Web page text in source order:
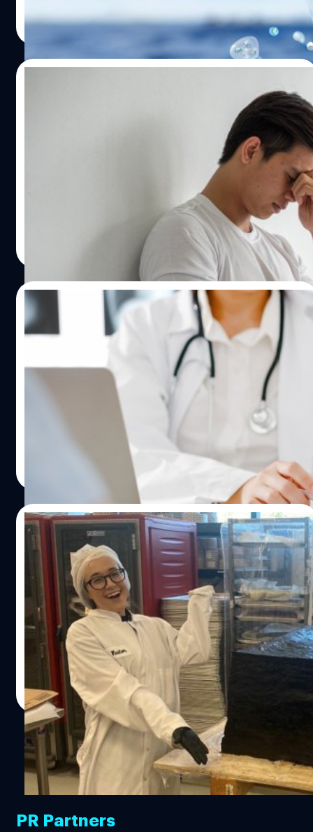
ละเลย เพราะไม่ใช่แค่ช่วยในเรื่องของโรคหวัด แต่ยังดีต่อ
สุขภาพได้ในอีกหลายด้าน วิตามินซี กินเท่าไหร่ถึงจะดี? โดย
ปกติผู้ชายวัยผู้ใหญ่ควรได้รับวิตามิน 90 มิลลิกรัม/วัน และผู้
หญิงในวัยเดียวกันควรได้รับ 75 มิลลิกรัม/วัน แต่วิตามินซีเป็น
แพทย์ 4. การตรวจวัดสายตาด้วย Snellen Eye Chart
สามารถตรวจได้ตั้งแต่อายุ 55 ปีขึ้นไป ตรวจ 1 ครั้ง/ปี การ
ตรวจทางห้องปฏิบัติการ การตรวจทางห้องปฏิบัติการเป็นการ
นำตัวอย่างสารภายในร่างกายไปตรวจหาค่าความผิดปกติ 5.
เลือด (Complete Blood Count: CBC) จะช่วยบอกปริมาณ
การต่าง ๆ จนสามารถปนเปื้อนสิ่งแวดล้อมทั่วโลกในแบบที่
วิทยาการมนุษย์ในปัจจุบันไม่สามารถหยุดยั้งได้ โดยพลาสติก
ขนาดจิ๋วนี้อยู่ในทุกที่ ในดิน ในน้ำ ในอากาศที่เราหายใจ ใน
อาหารที่เรากิน หรือแม้แต่น้ำในขวดที่เราเชื่อว่าสะอาด การ
ศึกษาพบว่ามนุษย์เราได้รับไมโครพลาสติกเฉลี่ย 5 กรัม/
สัปดาห์จากอาหารและน้ำดื่ม ซึ่งชวนให้หลายคนรู้สึกกังวลถึง
ผลกระทบต่อสุขภาพ เพราะภาพจำเกี่ยวกับพลาสติกของคน
ส่วนใหญ่คือสารเคมีหรือสิ่งของที่ใช้ภายนอก หากสิ่งเหล่านั้น
เข้าสู่ร่างกายก็อาจเป็นอันตรายได้ แต่จริง ๆ แล้วเป็นอย่างนั้น
จริงหรือ? บทความนี้ Hack for Health จะมาแฮกเรื่องนี้กัน!
ไมโครพลาสติก < 5 มิลลิเมตร นาโนพลาสติก = 1–1000 นาโน
เมตร PM2.5 < 2.5 ไมโครเมตร นาโนเมตร < ไมโครเมตร <
มิลลิเมตร < เซนติเมตร ข้อเท็จจริงเรื่องปัญหาสุขภาพจาก
ไมโครพลาสติก นักวิทยาศาสตร์รู้จักกับไมโครพลาสติกมา
นานแล้ว แต่ในตั้งแต่ปี 2019…
Read More
สัญญาณโรคมะเร็งเป็นแบบไหน และเมื่อไหร่ถึง
โรคมะเร็ง (Cancer) โรคร้ายที่คร่าชีวิตของผู้ทั่วโลกเป็นอันดับ
ต้น ๆ แม้ว่าโรคมะเร็งหลายชนิดสามารถรักษาได้เมื่อตรวจพบ
เร็ว แต่หลายคนน่าจะทราบดีว่าโรคนี้มักคืบคลานและเติบโต
ในร่างกายโดยที่เราไม่รู้ตัว หลายครั้งที่เราเห็นข่าวหรือพบว่า
คนที่รู้จักจู่ ๆ ตรวจพบมะเร็งระยะที่ 4 โดยไม่มีอาการเจ็บป่วย
ที่ชัดเจนแสดงให้เห็น ซึ่งในระยะนี้รักษาให้หายขาดได้น้อย
มาก ส่วนใหญ่ทำได้เพียงรักษาเพื่อประคับประคองอาการ
เท่านั้น เป็นสถานการณ์ที่กัดกินจิตใจและลดทอนคุณภาพชีวิต
ของผู้ป่วยและคนใกล้ตัวได้เกินจินตนาการ การสังเกตอาการที่
อาจเป็นสัญญาณของโรคมะเร็งจึงเป็นเรื่องสำคัญมาก เพราะ
อาการเจ็บป่วยเล็ก ๆ น้อย ๆ แบบไม่มีที่มาที่ไปชนิดที่คุณอาจ
ไม่ได้ใส่ใจ อาจหมายถึงความสุขและชีวิตของคุณ เพื่อให้คุณ
รู้ทันอาการของโรคนี้มากขึ้น Hack for Health ได้รวบรวม
อาการที่อาจเป็นสัญญาณของโรคมะเร็งมาให้คุณแล้ว
สัญญาณโรคมะเร็งเป็นแบบไหน เมื่อไหร่ควรไปหาหมอ
สัญญาณของโรคมะเร็งอาจเป็นการเจ็บป่วยที่ดูเหมือนจะเป็น
อาการทั่วไป แต่ลักษณะหรือรูปแบบของอาการอาจมีจุด
สังเกตให้คุณพอรู้ตัวได้บ้าง 1. อาการเหนื่อยล้าอ่อนเพลีย
เซลล์มะเร็งเป็นเซลล์ที่มีการเติบโตแบบผิดปกติ เมื่อเซลล์นี้เริ่ม
ก่อตัวในร่างกาย มะเร็งจะดึงสารอาหารไปสู่เซลล์ที่ผิดปกติ
มากขึ้นจนอาจทำให้อวัยวะส่วนอื่น ๆ ได้รับสารอาหารน้อยลง
หรือเสียเลือดจากการมีเลือดออกภายใน โดยอาการเหนื่อยล้า
จากโรคมะเร็งไม่เหมือนกับความเหนื่อยทั่วไป อย่างเหนื่อยจาก
การทำงานหรือการออกกำลังกาย แต่จะทำให้รู้สึกอ่อนเพลีย
ผิดปกติ ไม่มีเรี่ยวแรงจนไม่อยากทำอะไร นอนพักก็ไม่หาย
นอนเยอะผิดปกติ ซึ่งหากคุณมีอาการเหนื่อยล้าอ่อนเพลีย
ติดต่อกัน แล้วไม่ดีขึ้น หรือความอ่อนเพลียส่งผลต่อการใช้
ชีวิตและการทำงาน นั่นเป็นสัญญาณว่าคุณควรไปหาหมอได้
แล้ว 2. น้ำหนักลดโดยไม่รู้สาเหตุ หากจู่ ๆ น้ำหนักคุณลดลง
โดยไม่รู้สาเหตุ อย่าเพิ่งดีใจว่าผอมโดยไม่ต้องออกกำลังกาย
เพราะอาจเป็นสัญญาณของโรคมะเร็งได้…
| 1282 days ago
18/01/2023
4 วิธีที่คุณควรทำเมื่อไปหาหมอ ที่อาจช่วยให้
การเจ็บป่วยเป็นเรื่องธรรมชาติ แต่ปฏิเสธไม่ได้ว่าพอป่วยแล้ว
ไม่ว่าใครก็อยากหายเร็ว ๆ ซึ่งการไปหาหมอก็เป็นวิธีที่ดี แต่
เชื่อว่าเวลาไปหาหมอ นอกจากการบอกอาการที่เป็นแล้ว หลาย
คนมักนั่งอ้ำ ๆ อึ้ง ๆ ไม่รู้จะถามอะไร บ้างก็ไม่กล้าคุยกับหมอ
ทั้งที่เวลานี้เป็นช่วงเวลาสำคัญที่คุณควรรู้ข้อมูลเกี่ยวกับการ
เจ็บป่วยให้ได้มากที่สุด ซึ่งอาจจะช่วยให้คุณหายได้เร็วขึ้น อีก
ทั้งบางคนต้องลางานมาพบหมอหรือใช้เวลารอเป็นเวลานาน
บทความนี้ได้รวบรวมวิธีที่จะช่วยให้การไปหาหมอของคุณใน
แต่ละครั้งมีคุ้มค่าคุ้มเวลามากยิ่งขึ้น 4 วิธีที่คุณควรทำเมื่อไป
หาหมอ หากคุณไปพบหมอ วิธีต่อไปนี้จะช่วยให้คุณได้ข้อมูลที่
ละเอียด ปลอดภัย และอาจหายจากอาการป่วยได้เร็วขึ้น 1.
เตรียมข้อมูลให้พร้อม หลายครั้งที่พอเจอหน้าหมอแล้วเราก็ลืม
เรื่องที่จะถามไปเสียอย่างนั้น วิธีที่ง่ายที่สุดคือจด ซึ่งเราขอ
แนะนำให้คุณจดสิ่งต่อไปนี้ก่อนไปเจอหมอ พร้อมกับเล่าสิ่งที่
จดมาให้หมอฟัง 2. คำถามสำคัญที่ต้องถาม แม้ว่าโดยส่วน
มากหมอสามารถวินิจฉัยและให้ข้อมูลของโรคได้เป็นอย่างดีอยู่
แล้ว แต่ลิสต์คำถามด้านล่างนี้จะช่วยให้คุณได้ข้อมูลที่มากขึ้น
3. พูดความจริง ไลฟ์สไตล์ของคนเราหลากหลายรูปแบบ ซึ่ง
บางครั้งไลฟ์สไตล์ก็อาจเพิ่มความเสี่ยงของปัญหาสุขภาพบาง
อย่างได้ด้วย ซึ่งเวลาที่ไปหาหมอ บางคนอาจจะไม่กล้าหรือ
รู้สึกอายที่จะพูดเรื่องบางเรื่อง หรือตอบคำถามบางคำถามต่อ
คนแปลกหน้า โดยเฉพาะเรื่องเพศและการใช้สารเสพติด หรือ
คนที่มีโรคประจำตัว อย่างคนเป็นโรคตับที่แอบดื่มเหล้า คนเป็น
โรคปอดที่แอบสูบบุหรี่ทั้งที่หมอห้าม หรือผู้สูงอายุที่ไม่ได้ใช้ยา
ตามที่หมอบอก แต่ไม่กล้าบอกความจริงเพราะกลัวหมอดุ ส่ง
ผลให้ผลการวินิจฉัยอาจผิดเพี้ยนและไม่ได้คำตอบที่แน่ชัด
ทำให้การรักษาไม่ตรงจุด สิ่งที่น่ากังวลคือโรคบางโรคหาก
ภูษิต เรืองอุดมกิจ | 1296 days ago
09/12/2021
สู่ความยิ้มเยิ้มอันไกลโพ้นนน บริษัทกัญชาผลิต
‘บราวนี THC’ ก้อนใหญ่ที่สุดในโลก ร่วมฉลอง
วันบราวนีแห่งชาติ!
ริษัทผลิตกัญชาเพื่อการผ่อนคลายและนันทนาการ 'มาริเมด'
(MariMed Inc.) ร่วมฉลอง 'วันบราวนีแห่งชาติ' ของ
สหรัฐอเมริกา ด้วยการผลิตบราวนีขนาดใหญ่ที่สุดในโลก และ
นี่สำคัญคือ บราวนีก้อนนี้มีส่วนผสมของ สารสกัดจากกัญชา
ด้วย เท่ากับว่าบราวนีก้อนนี้เป็นบราวนีผสมกัญชาที่ก้อนใหญ่
ที่สุดและมีปริมาณสาร THC มากที่สุดเท่าที่เคยมีมา
ประภาส อยู่เย็น| 1701 days ago
Read More
PR Partners